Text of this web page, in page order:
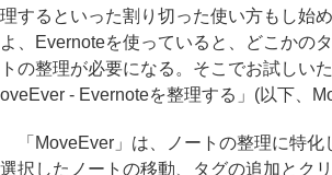
理するといった割り切った使い方もし始
よ、Evernoteを使っていると、どこかの
トの整理が必要になる。そこでお試しい
oveEver - Evernoteを整理する」(以下、
「MoveEver」は、ノートの整理に特化
選択したノートの移動、タグの追加とク